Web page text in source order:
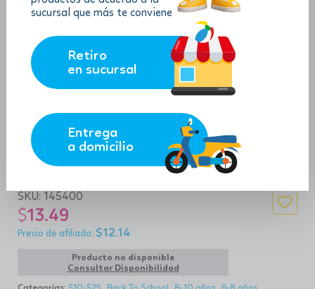
sucursal que más te conviene
Retiro
en sucursal
Entrega
a domicilio
Rompecabezas "Las Partes del
SKU: 145400
$13.49
$12.14
Producto no disponible
Consultar Disponibilidad